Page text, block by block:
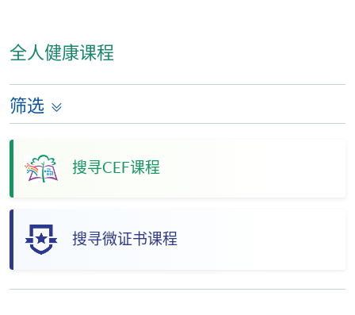
全人健康课程
筛选
搜寻CEF课程
搜寻微证书课程